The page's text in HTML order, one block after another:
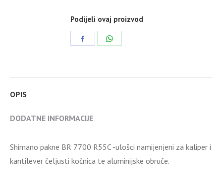
Podijeli ovaj proizvod
OPIS
DODATNE INFORMACIJE
Shimano pakne BR 7700 R55C -ulošci namijenjeni za kaliper i
kantilever čeljusti kočnica te aluminijske obruče.